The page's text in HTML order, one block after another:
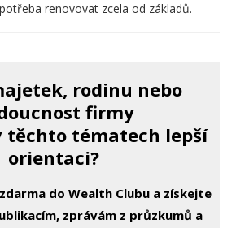
renovovat zcela od základů.
rodinu nebo
firmy
těchto tématech lepší
orientaci?
do Wealth Clubu a získejte
zprávám z průzkumů a